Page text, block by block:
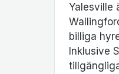
Yalesville
billiga
Inklusive